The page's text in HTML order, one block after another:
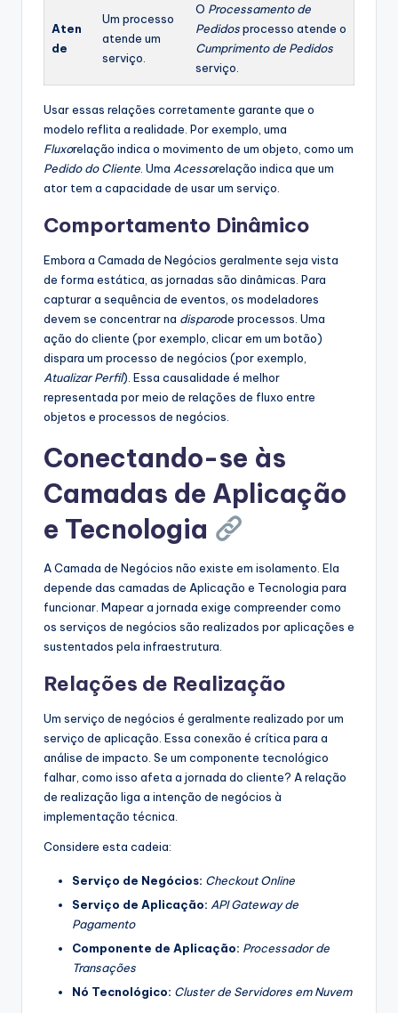
Aten
de
Um processo
atende um
serviço.
O Processamento de
Pedidosprocesso atende o
Cumprimento de Pedidos
serviço.
Usar essas relações corretamente garante que o
modelo reflita a realidade. Por exemplo, uma
Fluxorelação indica o movimento de um objeto, como um
Pedido do Cliente . Uma Acessorelação indica que um
ator tem a capacidade de usar um serviço.
Comportamento Dinâmico
Embora a Camada de Negócios geralmente seja vista
de forma estática, as jornadas são dinâmicas. Para
capturar a sequência de eventos, os modeladores
devem se concentrar na disparode processos. Uma
ação do cliente (por exemplo, clicar em um botão)
dispara um processo de negócios (por exemplo,
Atualizar Perfil). Essa causalidade é melhor
representada por meio de relações de fluxo entre
objetos e processos de negócios.
Conectando-se às
Camadas de Aplicação
e Tecnologia
A Camada de Negócios não existe em isolamento. Ela
depende das camadas de Aplicação e Tecnologia para
funcionar. Mapear a jornada exige compreender como
os serviços de negócios são realizados por aplicações e
sustentados pela infraestrutura.
Relações de Realização
Um serviço de negócios é geralmente realizado por um
serviço de aplicação. Essa conexão é crítica para a
análise de impacto. Se um componente tecnológico
falhar, como isso afeta a jornada do cliente? A relação
de realização liga a intenção de negócios à
implementação técnica.
Considere esta cadeia:
Serviço de Negócios: Checkout Online
Serviço de Aplicação: API Gateway de
Pagamento
Componente de Aplicação: Processador de
Transações
Nó Tecnológico: Cluster de Servidores em Nuvem